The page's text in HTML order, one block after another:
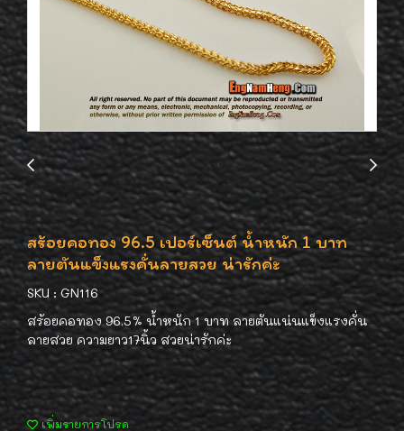
สร้อยคอทอง 96.5 เปอร์เซ็นต์ น้ำหนัก 1 บาท
ลายตันแข็งแรงคั่นลายสวย น่ารักค่ะ
SKU : GN116
สร้อยคอทอง 96.5% น้ำหนัก 1 บาท ลายตันแน่นแข็งแรงคั่น
ลายสวย ความยาว17นิ้ว สวยน่ารักค่ะ
เพิ่มรายการโปรด